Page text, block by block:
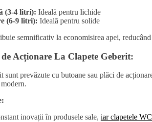
(3-4 litri): Ideală pentru lichide
(6-9 litri): Ideală pentru solide
semnificativ la economisirea apei,
Acționare La Clapete Geberit:
sunt prevăzute cu butoane sau plăci de
inovații în produsele sale, iar clapetele